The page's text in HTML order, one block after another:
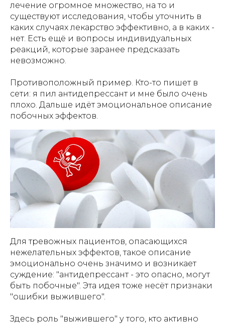
лечение огромное множество, на то и
существуют исследования, чтобы уточнить в
каких случаях лекарство эффективно, а в каких -
нет. Есть ещё и вопросы индивидуальных
реакций, которые заранее предсказать
невозможно.
Противоположный пример. Кто-то пишет в
сети: я пил антидепрессант и мне было очень
плохо. Дальше идёт эмоциональное описание
побочных эффектов.
Для тревожных пациентов, опасающихся
нежелательных эффектов, такое описание
эмоционально очень значимо и возникает
суждение: "антидепрессант - это опасно, могут
быть побочные". Эта идея тоже несёт признаки
"ошибки выжившего".
Здесь роль "выжившего" у того, кто активно